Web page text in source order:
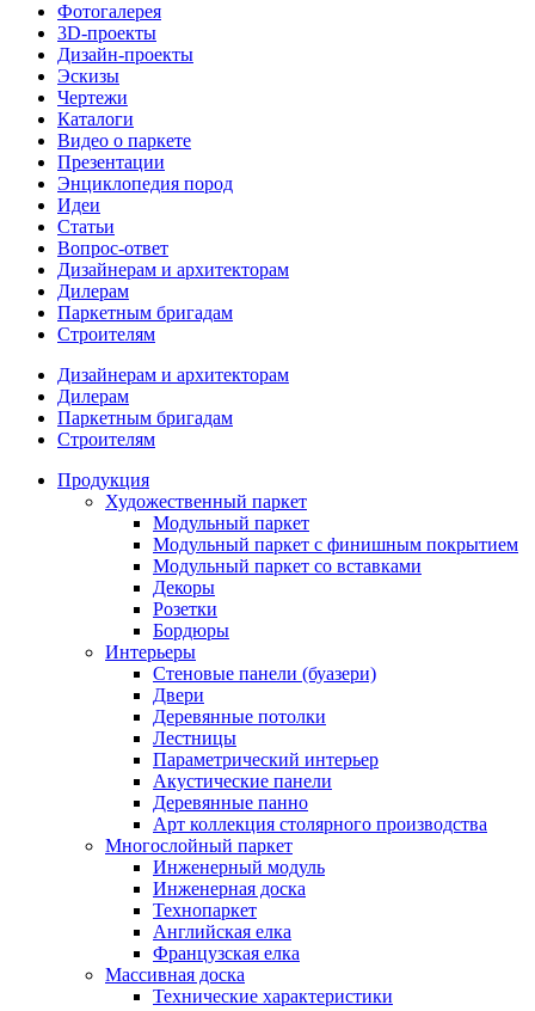
Фотогалерея
3D-проекты
Дизайн-проекты
Эскизы
Чертежи
Каталоги
Видео о паркете
Презентации
Энциклопедия пород
Идеи
Статьи
Вопрос-ответ
Дизайнерам и архитекторам
Дилерам
Паркетным бригадам
Строителям
Дизайнерам и архитекторам
Дилерам
Паркетным бригадам
Строителям
Продукция
Художественный паркет
Модульный паркет
Модульный паркет с финишным покрытием
Модульный паркет со вставками
Декоры
Розетки
Бордюры
Интерьеры
Стеновые панели (буазери)
Двери
Деревянные потолки
Лестницы
Параметрический интерьер
Акустические панели
Деревянные панно
Арт коллекция столярного производства
Многослойный паркет
Инженерный модуль
Инженерная доска
Технопаркет
Английская елка
Французская елка
Массивная доска
Технические характеристики